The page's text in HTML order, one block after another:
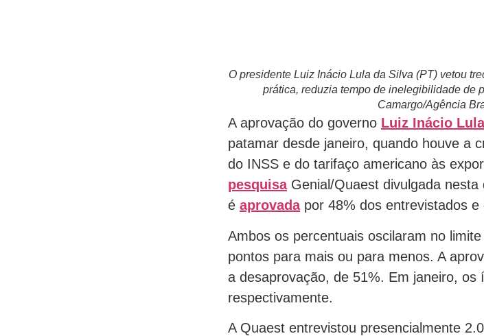
O presidente Luiz Inácio Lula da Silva (PT) vetou
prática, reduzia tempo de inelegibilidade de
Camargo/Agência
A aprovação do governo Luiz Inácio
patamar desde janeiro, quando houve a
do INSS e do tarifaço americano às
pesquisaGenial/Quaest divulgada
é aprovadapor 48% dos entrevistados e
Ambos os percentuais oscilaram no
pontos para mais ou para menos. A
a desaprovação, de 51%. Em janeiro, os
respectivamente.
A Quaest entrevistou presencialmente